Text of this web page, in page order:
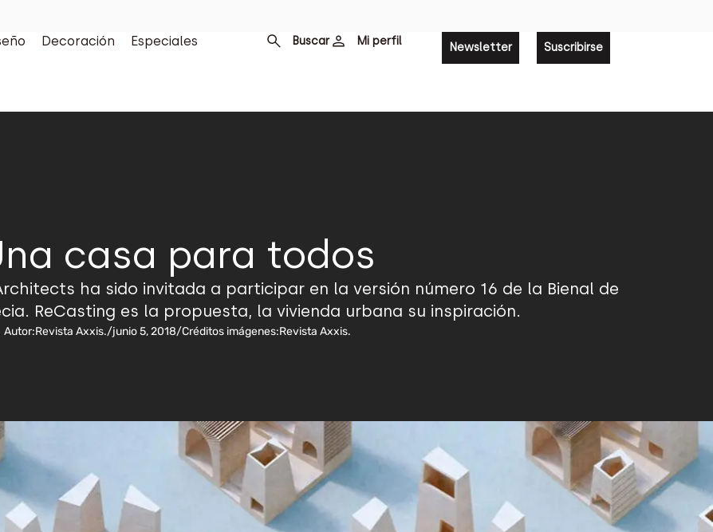
Decoración Especiales Buscar Mi perfil Newsletter Suscribirse
casa para todos
ha sido invitada a participar en la versión número 16 de la Bienal de
ReCasting es la propuesta, la vivienda urbana su inspiración.
Autor:Revista Axxis./junio 5, 2018/Créditos imágenes:Revista Axxis.